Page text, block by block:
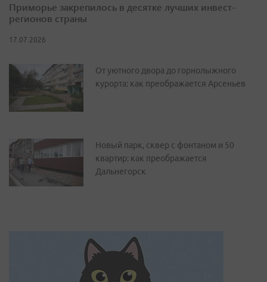
Приморье закрепилось в десятке лучших инвест-
регионов страны
17.07.2026
От уютного двора до горнолыжного
курорта: как преображается Арсеньев
Новый парк, сквер с фонтаном и 50
квартир: как преображается
Дальнегорск